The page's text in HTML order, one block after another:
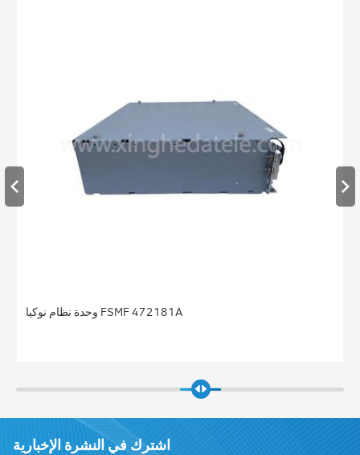
وحدة نظام نوكيا FSMF 472181A
اشترك في النشرة الإخبارية